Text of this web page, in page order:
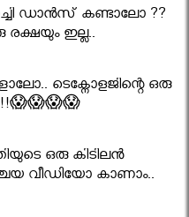
ഡാൻസ് കണ്ടാലോ ??
രക്ഷയും ഇല്ല..
ടെക്നോളജിന്റെ ഒരു
ഒരു കിടിലൻ
വീഡിയോ കാണാം..